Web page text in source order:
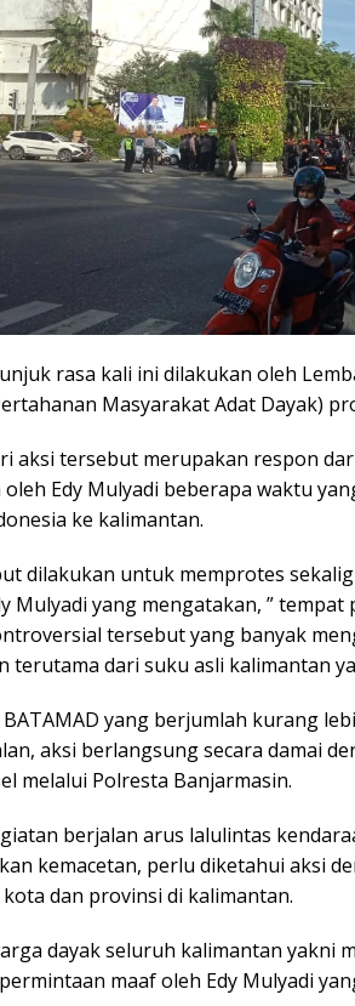
rasa kali ini dilakukan oleh
Masyarakat Adat Dayak)
aksi tersebut merupakan respon
oleh Edy Mulyadi beberapa waktu
ke kalimantan.
dilakukan untuk memprotes
Mulyadi yang mengatakan, ”
tersebut yang banyak
terutama dari suku asli kalimantan
BATAMAD yang berjumlah kurang
aksi berlangsung secara damai
melalui Polresta Banjarmasin.
berjalan arus lalulintas
kemacetan, perlu diketahui aksi
dan provinsi di kalimantan.
dayak seluruh kalimantan yakni
maaf oleh Edy Mulyadi